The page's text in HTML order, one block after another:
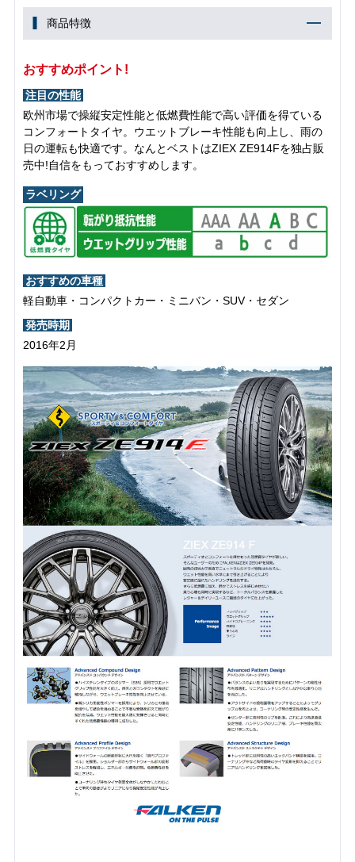
商品特徴
おすすめポイント!
注目の性能
欧州市場で操縦安定性能と低燃費性能で高い評価を得ている
コンフォートタイヤ。ウエットブレーキ性能も向上し、雨の
日の運転も快適です。なんとベストはZIEX ZE914Fを独占販
売中!自信をもっておすすめします。
ラベリング
おすすめの車種
軽自動車・コンパクトカー・ミニバン・SUV・セダン
発売時期
2016年2月